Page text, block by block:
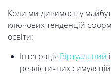
Коли ми дивимось у
ключових тенденцій
освіти:
Інтеграція Віртуальний і
реалістичних симуляцій